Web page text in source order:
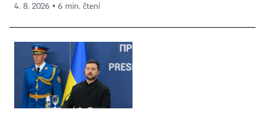
4. 8. 2026 ▪ 6 min. čtení